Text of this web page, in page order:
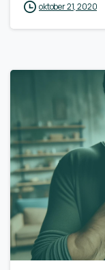
oktober 21, 2020